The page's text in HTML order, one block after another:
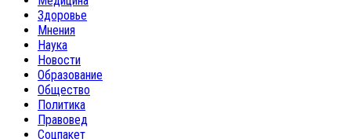
Здоровье
Мнения
Наука
Новости
Образование
Общество
Политика
Правовед
Соцпакет